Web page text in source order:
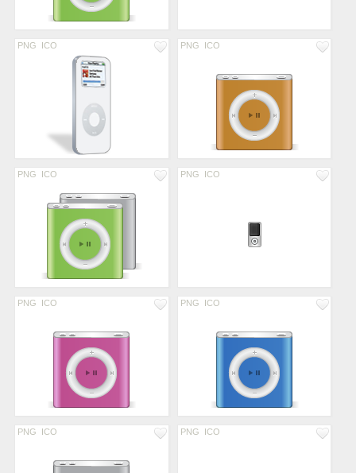
PNG ICO PNG ICO
PNG ICO PNG ICO
PNG ICO PNG ICO
PNG ICO PNG ICO